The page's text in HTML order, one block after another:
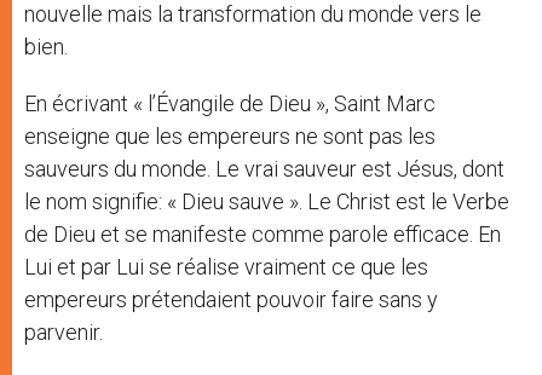
nouvelle mais la transformation du monde vers le
bien.
En écrivant « l’Évangile de Dieu », Saint Marc
enseigne que les empereurs ne sont pas les
sauveurs du monde. Le vrai sauveur est Jésus, dont
le nom signifie: « Dieu sauve ». Le Christ est le Verbe
de Dieu et se manifeste comme parole efficace. En
Lui et par Lui se réalise vraiment ce que les
empereurs prétendaient pouvoir faire sans y
parvenir.